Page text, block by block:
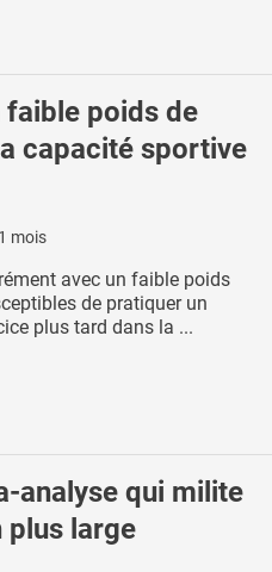
faible poids de
capacité sportive
mois
avec un faible poids
de pratiquer un
plus tard dans la ...
analyse qui milite
plus large